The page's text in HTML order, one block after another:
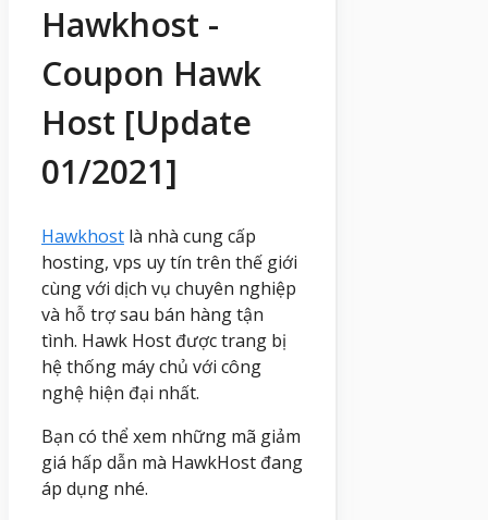
Hawkhost -
Coupon Hawk
Host [Update
01/2021]
Hawkhost là nhà cung cấp
hosting, vps uy tín trên thế giới
cùng với dịch vụ chuyên nghiệp
và hỗ trợ sau bán hàng tận
tình. Hawk Host được trang bị
hệ thống máy chủ với công
nghệ hiện đại nhất.
Bạn có thể xem những mã giảm
giá hấp dẫn mà HawkHost đang
áp dụng nhé.